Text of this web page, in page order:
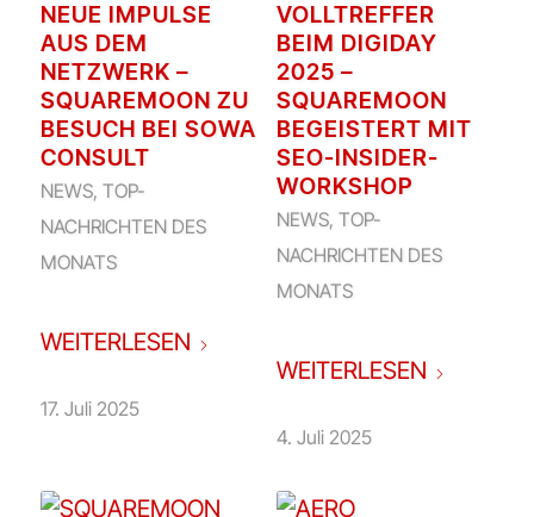
NEUE IMPULSE
AUS DEM
NETZWERK –
SQUAREMOON ZU
BESUCH BEI SOWA
CONSULT
NEWS, TOP-
NACHRICHTEN DES
MONATS
WEITERLESEN
17. Juli 2025
VOLLTREFFER
BEIM DIGIDAY
2025 –
SQUAREMOON
BEGEISTERT MIT
SEO-INSIDER-
WORKSHOP
NEWS, TOP-
NACHRICHTEN DES
MONATS
WEITERLESEN
4. Juli 2025